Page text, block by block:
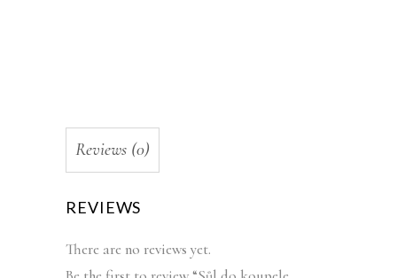
Reviews (0)
REVIEWS
There are no reviews yet.